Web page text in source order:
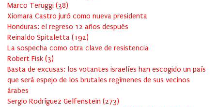
Marco Teruggi (38)
Xiomara Castro juró como nueva presidenta
Honduras: el regreso 12 años después
Reinaldo Spitaletta (192)
La sospecha como otra clave de resistencia
Robert Fisk (3)
Basta de excusas: los votantes israelíes han escogido un país
que será espejo de los brutales regímenes de sus vecinos
árabes
Sergio Rodríguez Gelfenstein (273)